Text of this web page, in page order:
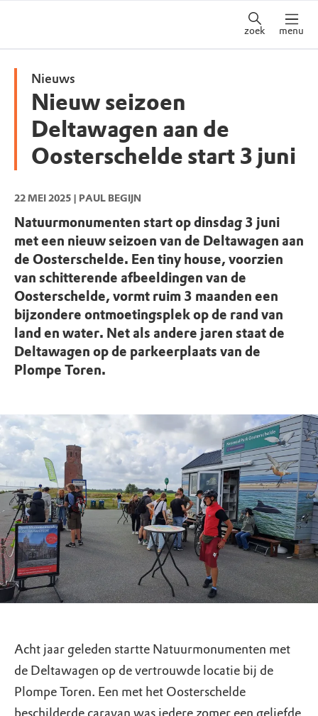
zoek menu
Nieuws
Nieuw seizoen
Deltawagen aan de
Oosterschelde start 3 juni
22 MEI 2025 | PAUL BEGIJN
Natuurmonumenten start op dinsdag 3 juni
met een nieuw seizoen van de Deltawagen aan
de Oosterschelde. Een tiny house, voorzien
van schitterende afbeeldingen van de
Oosterschelde, vormt ruim 3 maanden een
bijzondere ontmoetingsplek op de rand van
land en water. Net als andere jaren staat de
Deltawagen op de parkeerplaats van de
Plompe Toren.
Acht jaar geleden startte Natuurmonumenten met
de Deltawagen op de vertrouwde locatie bij de
Plompe Toren. Een met het Oosterschelde